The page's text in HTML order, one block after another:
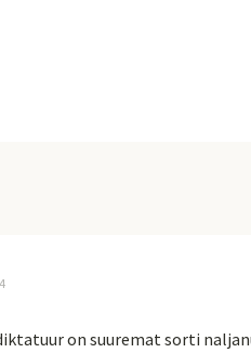
on suuremat sorti